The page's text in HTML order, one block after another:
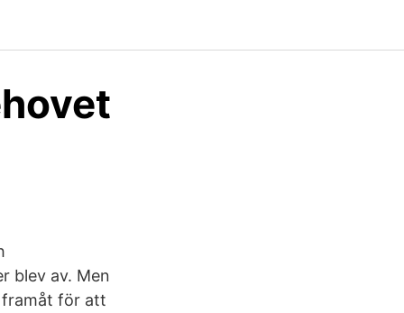
blev av. Men
framåt för att